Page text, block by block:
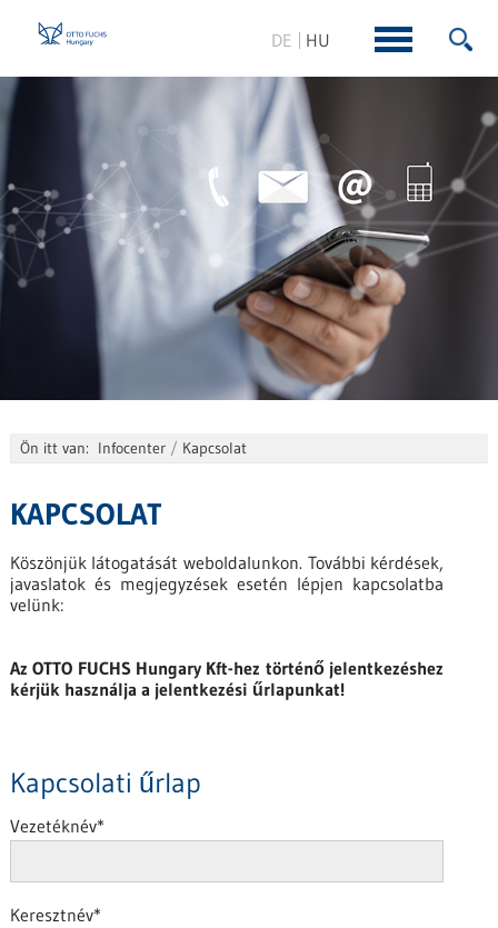
DE HU
Show
menu
Ön itt van: Infocenter Kapcsolat
KAPCSOLAT
Köszönjük látogatását weboldalunkon. További kérdések,
javaslatok és megjegyzések esetén lépjen kapcsolatba
velünk:
Az OTTO FUCHS Hungary Kft-hez történő jelentkezéshez
kérjük használja a jelentkezési űrlapunkat!
Kapcsolati űrlap
Vezetéknév*
Keresztnév*